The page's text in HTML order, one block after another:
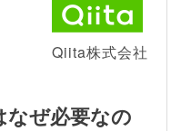
Qiita株式会社
なぜ必要なの